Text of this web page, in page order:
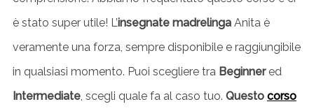
è stato super utile! L’insegnate madrelinga Anita è
veramente una forza, sempre disponibile e raggiungibile
in qualsiasi momento. Puoi scegliere tra Beginnered
Intermediate, scegli quale fa al caso tuo. Questo corso